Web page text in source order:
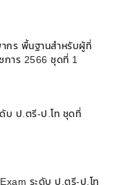
กร พื้นฐานสำหรับผู้ที่
การ 2566 ชุดที่ 1
บ ป.ตรี-ป.โท ชุดที่
ระดับ ป.ตรี-ป.โท